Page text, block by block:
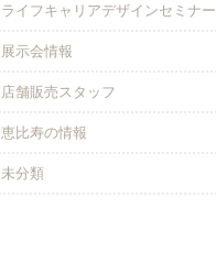
ライフキャリアデザインセミナー
展示会情報
店舗販売スタッフ
恵比寿の情報
未分類